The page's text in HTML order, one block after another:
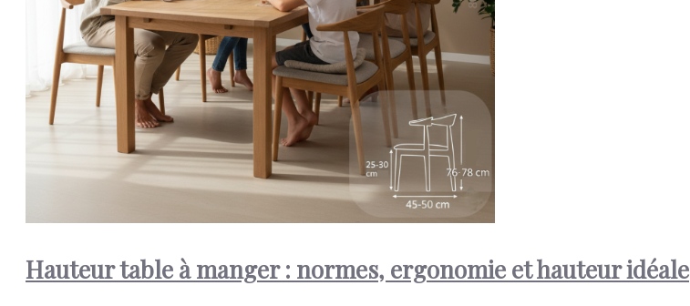
Hauteur table à manger : normes, ergonomie et hauteur idéale